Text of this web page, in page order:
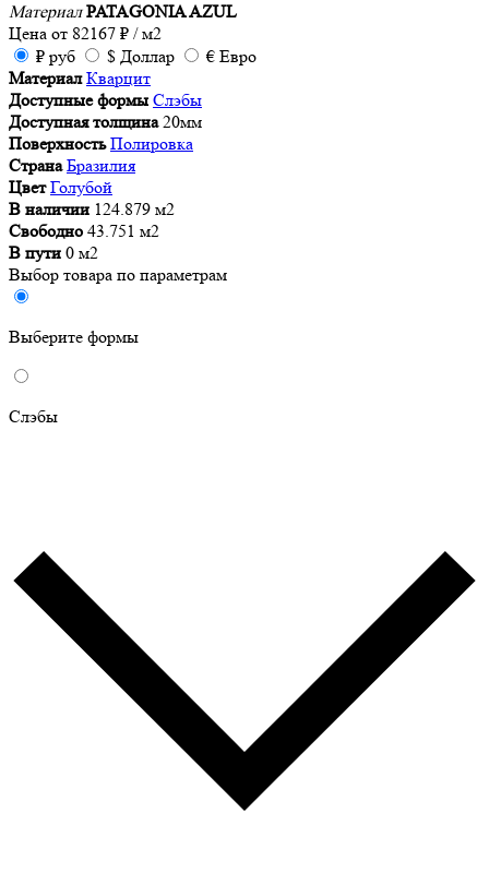
Материал PATAGONIA AZUL
Цена от 82167 ₽ / м2
₽ руб $ Доллар € Евро
Материал Кварцит
Доступные формы Слэбы
Доступная толщина 20мм
Поверхность Полировка
Страна Бразилия
Цвет Голубой
В наличии 124.879 м2
Свободно 43.751 м2
В пути 0 м2
Выбор товара по параметрам
Выберите формы
Слэбы